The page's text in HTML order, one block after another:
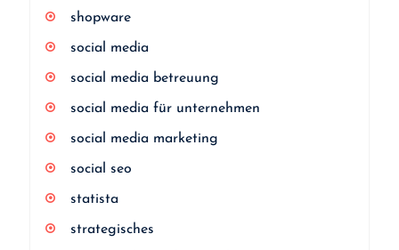
shopware
social media
social media betreuung
social media für unternehmen
social media marketing
social seo
statista
strategisches